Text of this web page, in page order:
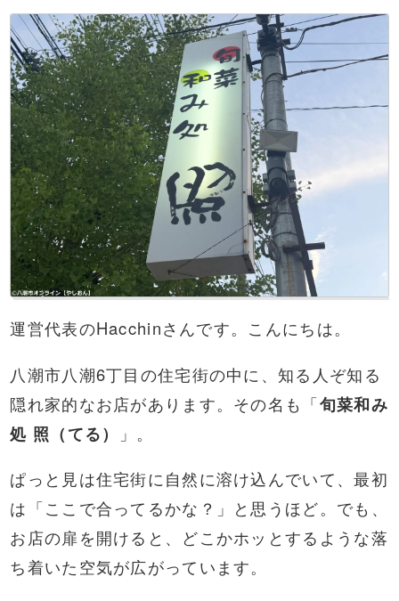
運営代表のHacchinさんです。こんにちは。
八潮市八潮6丁目の住宅街の中に、知る人ぞ知る
隠れ家的なお店があります。その名も「旬菜和み
処 照（てる）
」。
ぱっと見は住宅街に自然に溶け込んでいて、最初
は「ここで合ってるかな？」と思うほど。でも、
お店の扉を開けると、どこかホッとするような落
ち着いた空気が広がっています。